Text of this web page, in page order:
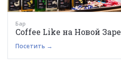
Бар
Coffee Like на Новой Заре
Посетить →